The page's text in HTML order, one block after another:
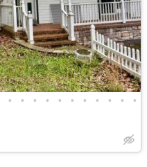
• • • • • • • • • • •